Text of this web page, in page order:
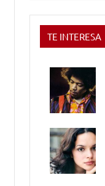
TE INTERESA